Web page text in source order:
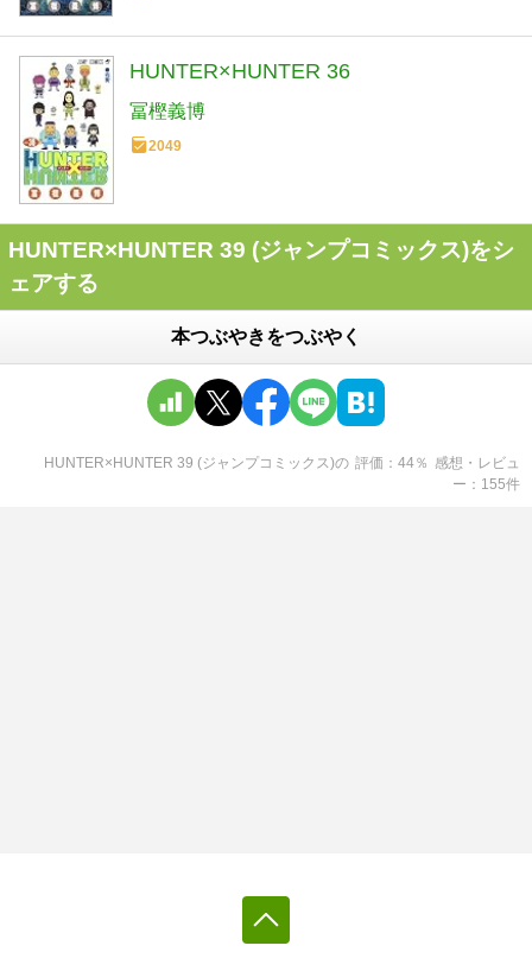
HUNTER×HUNTER 36
冨樫義博
2049
HUNTER×HUNTER 39 (ジャンプコミックス)をシ
ェアする
本つぶやきをつぶやく
HUNTER×HUNTER 39 (ジャンプコミックス)の 評価 44％ 感想・レビュ
ー
155件